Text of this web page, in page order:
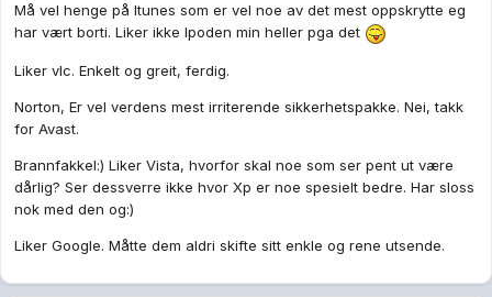
Må vel henge på Itunes som er vel noe av det mest oppskrytte eg
har vært borti. Liker ikke Ipoden min heller pga det
Liker vlc. Enkelt og greit, ferdig.
Norton, Er vel verdens mest irriterende sikkerhetspakke. Nei, takk
for Avast.
Brannfakkel:) Liker Vista, hvorfor skal noe som ser pent ut være
dårlig? Ser dessverre ikke hvor Xp er noe spesielt bedre. Har sloss
nok med den og:)
Liker Google. Måtte dem aldri skifte sitt enkle og rene utsende.